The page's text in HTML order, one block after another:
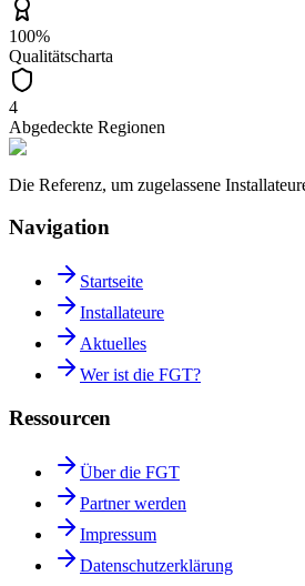
100%
Qualitätscharta
4
Abgedeckte Regionen
Die Referenz, um zugelassene
Navigation
Startseite
Installateure
Aktuelles
Wer ist die FGT?
Ressourcen
Über die FGT
Partner werden
Impressum
Datenschutzerklärung